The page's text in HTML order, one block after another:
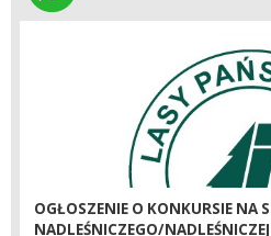
OGŁOSZENIE O KONKURSIE NA
NADLEŚNICZEGO/